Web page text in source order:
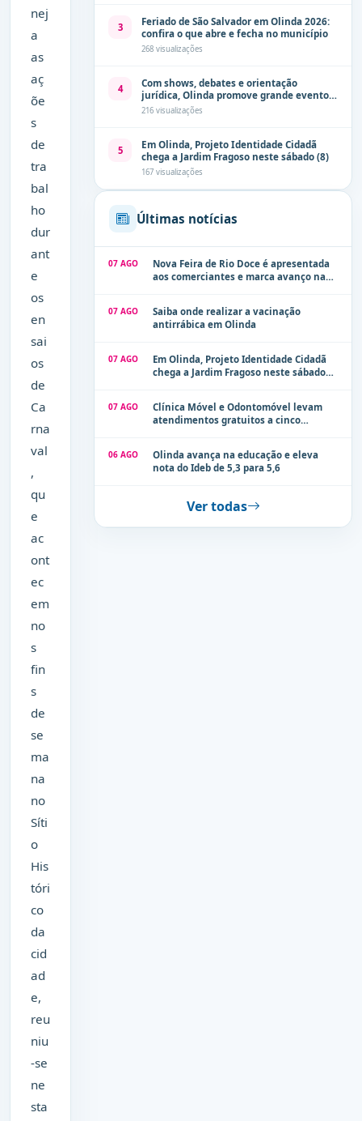
nej
a
as
aç
õe
s
de
tra
bal
ho
dur
ant
e
os
en
sai
os
de
Ca
rna
val
,
qu
e
ac
ont
ec
em
no
s
fin
s
de
se
ma
na
no
Síti
o
His
tóri
co
da
cid
ad
e,
reu
niu
-se
ne
sta
3
Feriado de São Salvador em Olinda 2026:
confira o que abre e fecha no município
268 visualizações
4
Com shows, debates e orientação
jurídica, Olinda promove grande evento
de combate à violência contra a mulher
neste sábado (8)
216 visualizações
5
Em Olinda, Projeto Identidade Cidadã
chega a Jardim Fragoso neste sábado (8)
167 visualizações
Últimas notícias
07 AGO
Nova Feira de Rio Doce é apresentada
aos comerciantes e marca avanço na
07 AGO
Saiba onde realizar a vacinação
antirrábica em Olinda
07 AGO
Em Olinda, Projeto Identidade Cidadã
chega a Jardim Fragoso neste sábado
07 AGO
Clínica Móvel e Odontomóvel levam
atendimentos gratuitos a cinco
06 AGO
Olinda avança na educação e eleva
nota do Ideb de 5,3 para 5,6
Ver todas